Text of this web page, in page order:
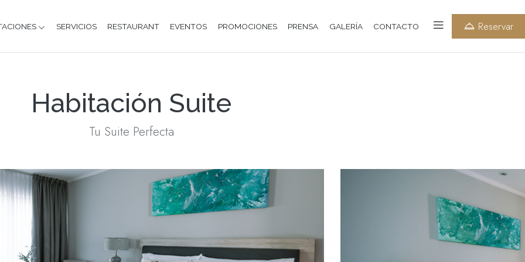
SERVICIOS RESTAURANT EVENTOS PROMOCIONES PRENSA GALERÍA CONTACTO Reservar
Habitación Suite
Tu Suite Perfecta